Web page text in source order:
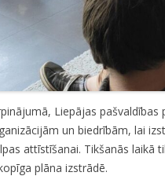
Liepājas
un biedrībām, lai
attīstīšanai. Tikšanās laikā
plāna izstrādē.